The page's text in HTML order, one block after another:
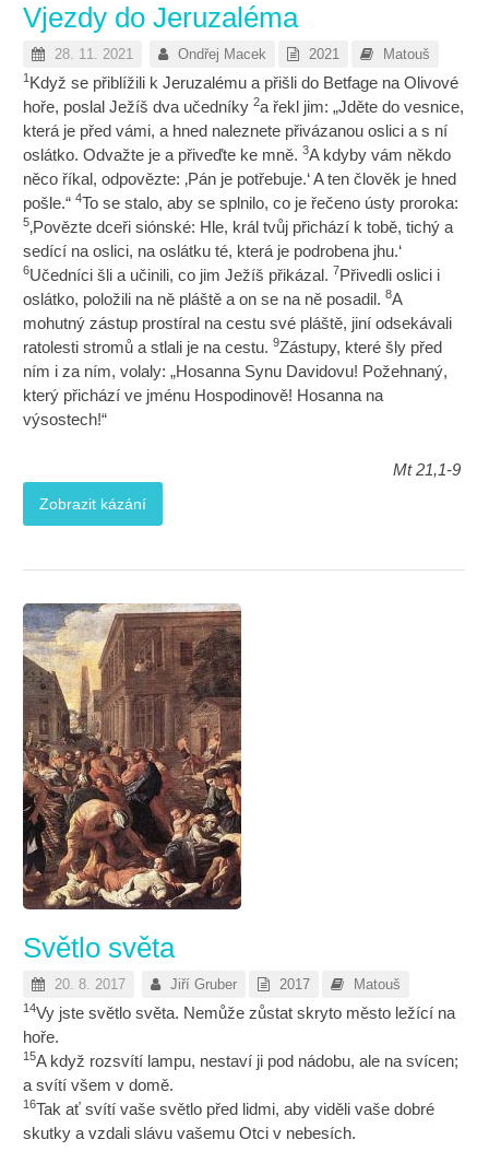
Vjezdy do Jeruzaléma
28. 11. 2021 Ondřej Macek 2021 Matouš
1 Když se přiblížili k Jeruzalému a přišli do Betfage na Olivové
hoře, poslal Ježíš dva učedníky2a řekl jim: „Jděte do vesnice,
která je před vámi, a hned naleznete přivázanou oslici a s ní
oslátko. Odvažte je a přiveďte ke mně.3A kdyby vám někdo
něco říkal, odpovězte: ‚Pán je potřebuje.‘ A ten člověk je hned
pošle.“4To se stalo, aby se splnilo, co je řečeno ústy proroka:
5‚Povězte dceři siónské: Hle, král tvůj přichází k tobě, tichý a
sedící na oslici, na oslátku té, která je podrobena jhu.‘
6Učedníci šli a učinili, co jim Ježíš přikázal. 7Přivedli oslici i
oslátko, položili na ně pláště a on se na ně posadil.8A
mohutný zástup prostíral na cestu své pláště, jiní odsekávali
ratolesti stromů a stlali je na cestu.9Zástupy, které šly před
ním i za ním, volaly: „Hosanna Synu Davidovu! Požehnaný,
který přichází ve jménu Hospodinově! Hosanna na
výsostech!“
Mt 21,1-9
Zobrazit kázání
Světlo světa
20. 8. 2017 Jiří Gruber 2017 Matouš
14Vy jste světlo světa. Nemůže zůstat skryto město ležící na
hoře.
15A když rozsvítí lampu, nestaví ji pod nádobu, ale na svícen;
a svítí všem v domě.
16Tak ať svítí vaše světlo před lidmi, aby viděli vaše dobré
skutky a vzdali slávu vašemu Otci v nebesích.